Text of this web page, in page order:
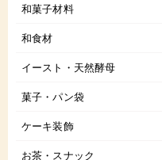
和菓子材料
和食材
イースト・天然酵母
菓子・パン袋
ケーキ装飾
お茶・スナック